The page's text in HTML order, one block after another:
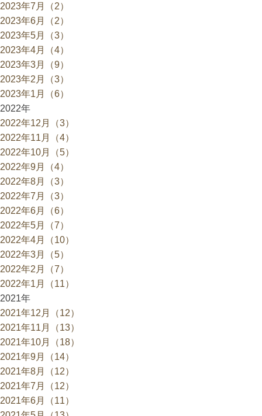
2023年7月（2）
2023年6月（2）
2023年5月（3）
2023年4月（4）
2023年3月（9）
2023年2月（3）
2023年1月（6）
2022年
2022年12月（3）
2022年11月（4）
2022年10月（5）
2022年9月（4）
2022年8月（3）
2022年7月（3）
2022年6月（6）
2022年5月（7）
2022年4月（10）
2022年3月（5）
2022年2月（7）
2022年1月（11）
2021年
2021年12月（12）
2021年11月（13）
2021年10月（18）
2021年9月（14）
2021年8月（12）
2021年7月（12）
2021年6月（11）